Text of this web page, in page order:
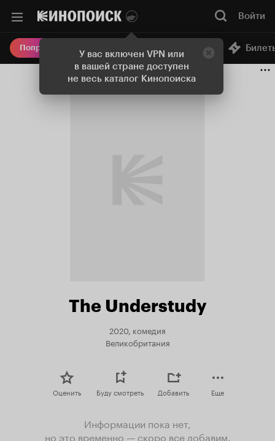
У вас включен VPN или
в вашей стране доступен
не весь каталог Кинопоиска
Войти
Попробовать Плюс Онлайн-кинотеатр
The Understudy
2020, комедия
Великобритания
Оценить Буду смотреть Добавить Еще
Информации пока нет,
но это временно — скоро все добавим.